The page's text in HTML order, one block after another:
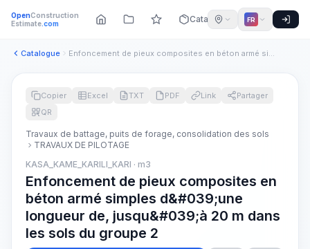
OpenConstruction
Estimate.com Catalogue FR
Catalogue Enfoncement de pieux composites en béton armé simples d&#039...
Copier Excel TXT PDF Link
Partager
QR
Travaux de battage, puits de forage, consolidation des sols
TRAVAUX DE PILOTAGE
KASA_KAME_KARILI_KARI · m3
Enfoncement de pieux composites en
béton armé simples d&#039;une
longueur de, jusqu&#039;à 20 m dans
les sols du groupe 2